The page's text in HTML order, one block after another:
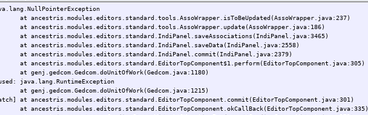
at ancestris.modules.editors.standard.tools.AssoWrapper.isToBeUpdated(AssoWrapper.java:237)
at ancestris.modules.editors.standard.tools.AssoWrapper.update(AssoWrapper.java:186)
at ancestris.modules.editors.standard.IndiPanel.saveAssociations(IndiPanel.java:3465)
at ancestris.modules.editors.standard.IndiPanel.saveData(IndiPanel.java:2558)
at ancestris.modules.editors.standard.IndiPanel.commit(IndiPanel.java:2379)
at ancestris.modules.editors.standard.EditorTopComponent$1.perform(EditorTopComponent.java:305)
at genj.gedcom.Gedcom.doUnitOfWork(Gedcom.java:1180)
java.lang.RuntimeException
at genj.gedcom.Gedcom.doUnitOfWork(Gedcom.java:1215)
at ancestris.modules.editors.standard.EditorTopComponent.commit(EditorTopComponent.java:301)
at ancestris.modules.editors.standard.EditorTopComponent.okCallBack(EditorTopComponent.java:335)